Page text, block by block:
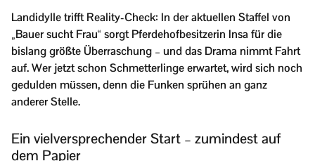
Landidylle trifft Reality-Check: In der aktuellen Staffel von
„Bauer sucht Frau“ sorgt Pferdehofbesitzerin Insa für die
bislang größte Überraschung – und das Drama nimmt Fahrt
auf. Wer jetzt schon Schmetterlinge erwartet, wird sich noch
gedulden müssen, denn die Funken sprühen an ganz
anderer Stelle.
Ein vielversprechender Start – zumindest auf
dem Papier